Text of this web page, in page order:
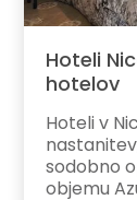
Hoteli
hotelov
Hoteli v
sodobno
objemu